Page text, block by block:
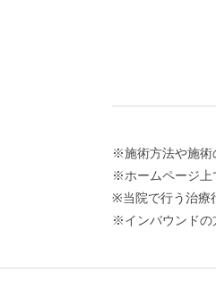
※施術方法や施術
※ホームページ上
※当院で行う治療
※インバウンドの